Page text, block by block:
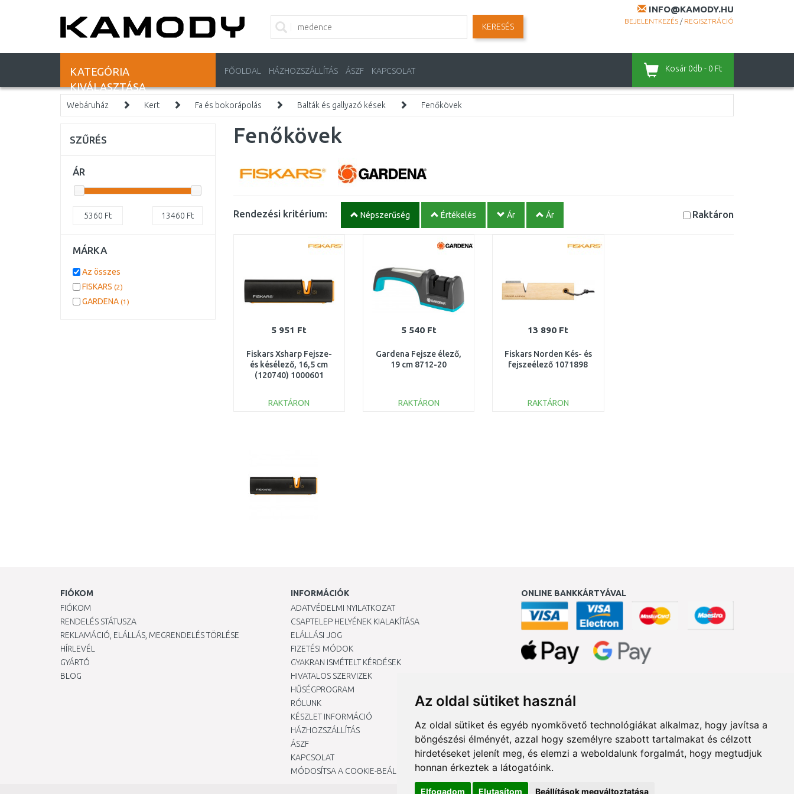
Az oldal sütiket használ
Az oldal sütiket és egyéb nyomkövető technológiákat alkalmaz, hogy javítsa a
böngészési élményét, azzal hogy személyre szabott tartalmakat és célzott
hirdetéseket jelenít meg, és elemzi a weboldalunk forgalmát, hogy megtudjuk
honnan érkeztek a látogatóink.
Elfogadom Elutasítom Beállítások megváltoztatása
INFO@KAMODY.HU
BEJELENTKEZÉS / REGISZTRÁCIÓ
KERESÉS
KATEGÓRIA
KIVÁLASZTÁSA
FŐOLDAL HÁZHOZSZÁLLÍTÁS ÁSZF KAPCSOLAT Kosár 0db - 0 Ft
Webáruház Kert Fa és bokorápolás Balták és gallyazó kések Fenőkövek
Fenőkövek
Rendezési kritérium: Népszerűség Értékelés Ár Ár Raktáron
5 951 Ft
Fiskars Xsharp Fejsze-
és késélező, 16,5 cm
(120740) 1000601
RAKTÁRON
5 540 Ft
Gardena Fejsze élező,
19 cm 8712-20
RAKTÁRON
13 890 Ft
Fiskars Norden Kés- és
fejszeélező 1071898
RAKTÁRON
SZŰRÉS
ÁR
5360 Ft 13460 Ft
MÁRKA
Az összes
FISKARS (2)
GARDENA (1)
FIÓKOM
FIÓKOM
RENDELÉS STÁTUSZA
REKLAMÁCIÓ, ELÁLLÁS, MEGRENDELÉS TÖRLÉSE
HÍRLEVÉL
GYÁRTÓ
BLOG
INFORMÁCIÓK
ADATVÉDELMI NYILATKOZAT
CSAPTELEP HELYÉNEK KIALAKÍTÁSA
ELÁLLÁSI JOG
FIZETÉSI MÓDOK
GYAKRAN ISMÉTELT KÉRDÉSEK
HIVATALOS SZERVIZEK
HŰSÉGPROGRAM
RÓLUNK
KÉSZLET INFORMÁCIÓ
HÁZHOZSZÁLLÍTÁS
ÁSZF
KAPCSOLAT
MÓDOSÍTSA A COOKIE-BEÁLLÍTÁSAIMAT
ONLINE BANKKÁRTYÁVAL